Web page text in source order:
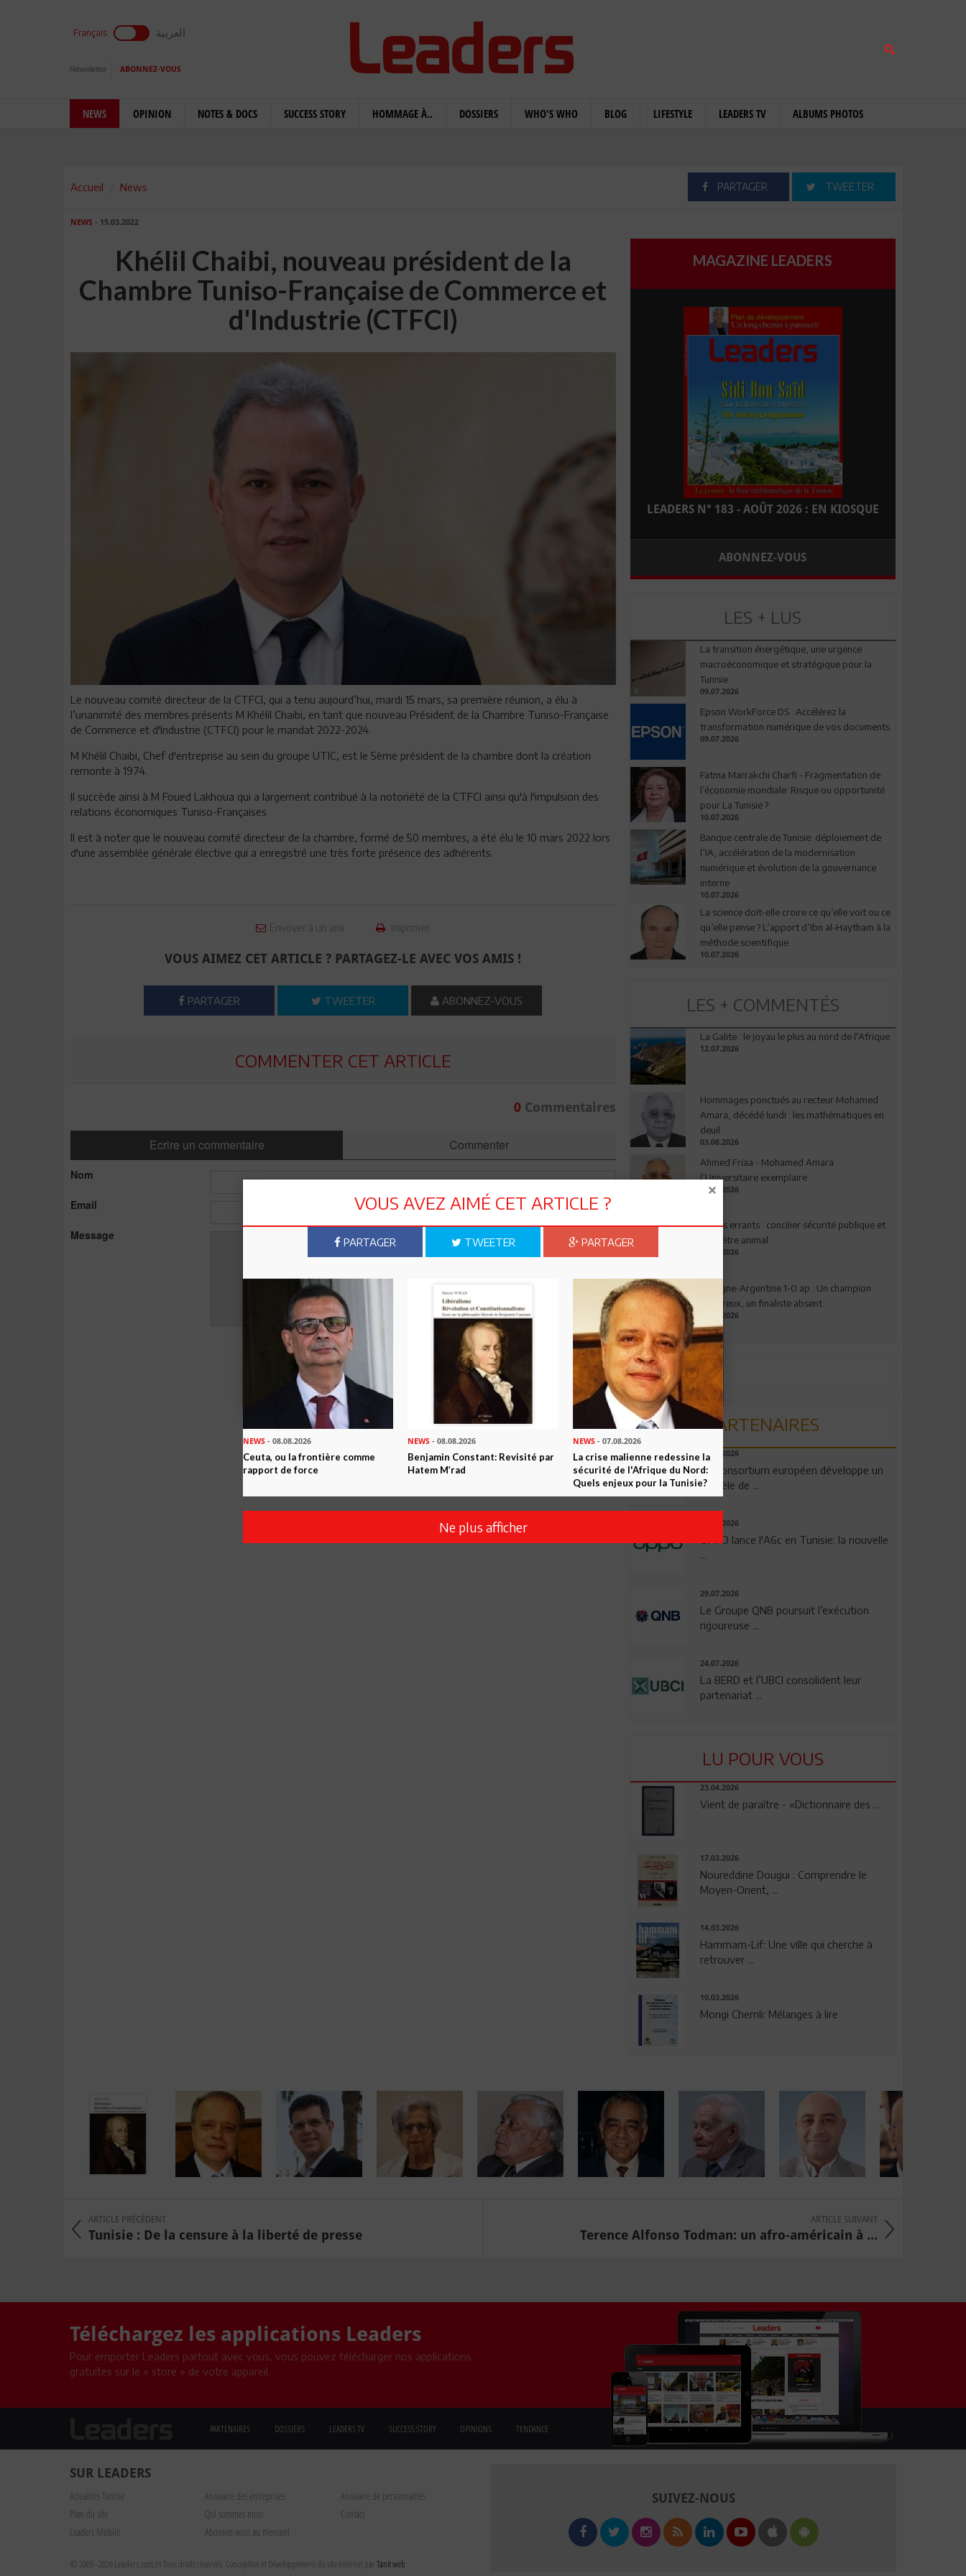
Français العربية
Newsletter ABONNEZ-VOUS
NEWS OPINION NOTES & DOCS SUCCESS STORY HOMMAGE À.. DOSSIERS WHO'S WHO BLOG LIFESTYLE LEADERS TV ALBUMS PHOTOS
Accueil News PARTAGER TWEETER
NEWS - 15.03.2022
Khélil Chaibi, nouveau président de la
Chambre Tuniso-Française de Commerce et
d'Industrie (CTFCI)
Le nouveau comité directeur de la CTFCI, qui a tenu aujourd’hui, mardi 15 mars, sa première réunion, a élu à
l’unanimité des membres présents M Khélil Chaibi, en tant que nouveau Président de la Chambre Tuniso-Française
de Commerce et d'Industrie (CTFCI) pour le mandat 2022-2024.
M Khélil Chaibi, Chef d'entreprise au sein du groupe UTIC, est le 5ème président de la chambre dont la création
remonte à 1974.
Il succède ainsi à M Foued Lakhoua qui a largement contribué à la notoriété de la CTFCI ainsi qu'à l'impulsion des
relations économiques Tuniso-Françaises
Il est à noter que le nouveau comité directeur de la chambre, formé de 50 membres, a été élu le 10 mars 2022 lors
d'une assemblée générale élective qui a enregistré une très forte présence des adhérents.
Envoyer à un ami Imprimer
VOUS AIMEZ CET ARTICLE ? PARTAGEZ-LE AVEC VOS AMIS !
PARTAGER TWEETER ABONNEZ-VOUS
COMMENTER CET ARTICLE
0Commentaires
Ecrire un commentaire Commenter
Nom
Email
Message
Envoyer
MAGAZINE LEADERS
LEADERS N° 183 - AOÛT 2026 : EN KIOSQUE
ABONNEZ-VOUS
LES + LUS
La transition énergétique, une urgence
macroéconomique et stratégique pour la
Tunisie
09.07.2026
Epson WorkForce DS : Accélérez la
transformation numérique de vos documents
09.07.2026
Fatma Marrakchi Charfi - Fragmentation de
l’économie mondiale: Risque ou opportunité
pour La Tunisie ?
10.07.2026
Banque centrale de Tunisie: déploiement de
l’IA, accélération de la modernisation
numérique et évolution de la gouvernance
interne
10.07.2026
La science doit-elle croire ce qu’elle voit ou ce
qu’elle pense ? L’apport d’Ibn al-Haytham à la
méthode scientifique
10.07.2026
LES + COMMENTÉS
La Galite : le joyau le plus au nord de l'Afrique
12.07.2026
Hommages ponctués au recteur Mohamed
Amara, décédé lundi : les mathématiques en
deuil
03.08.2026
Ahmed Friaa - Mohamed Amara:
l’Universitaire exemplaire
04.08.2026
Chiens errants : concilier sécurité publique et
bien-être animal
17.07.2026
Espagne-Argentine 1-0 ap : Un champion
valeureux, un finaliste absent
19.07.2026
PARTENAIRES
06.08.2026
Un consortium européen développe un
modèle de ...
04.08.2026
OPPO lance l'A6c en Tunisie: la nouvelle
...
29.07.2026
Le Groupe QNB poursuit l’exécution
rigoureuse ...
24.07.2026
La BERD et l’UBCI consolident leur
partenariat ...
LU POUR VOUS
23.04.2026
Vient de paraître - «Dictionnaire des ...
17.03.2026
Noureddine Dougui : Comprendre le
Moyen-Orient, ...
14.03.2026
Hammam-Lif: Une ville qui cherche à
retrouver ...
10.03.2026
Mongi Chemli: Mélanges à lire
ARTICLE PRÉCÉDENT
Tunisie : De la censure à la liberté de presse
ARTICLE SUIVANT
Terence Alfonso Todman: un afro-américain à ...
Téléchargez les applications Leaders
Pour emporter Leaders partout avec vous, vous pouvez télécharger nos applications
gratuites sur le « store » de votre appareil.
PARTENAIRES DOSSIERS LEADERS TV SUCCESS STORY OPINIONS TENDANCE
SUR LEADERS
Actualités Tunisie Annuaire des entreprises
Annuaire de personnalités
Plan du site
Qui sommes nous
Contact
Leaders Mobile
Abonnez-vous au mensuel
© 2009 - 2026 Leaders.com.tn Tous droits réservés. Conception et Développement du site internet parTanit web
SUIVEZ-NOUS
VOUS AVEZ AIMÉ CET ARTICLE ?
PARTAGER TWEETER PARTAGER
NEWS - 08.08.2026
Ceuta, ou la frontière comme
rapport de force
NEWS - 08.08.2026
Benjamin Constant: Revisité par
Hatem M’rad
NEWS- 07.08.2026
La crise malienne redessine la
sécurité de l'Afrique du Nord:
Quels enjeux pour la Tunisie?
Ne plus afficher